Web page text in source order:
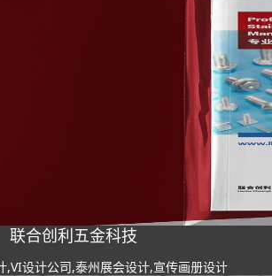
联合创利五金科技
,VI设计公司,泰州展会设计,宣传画册设计